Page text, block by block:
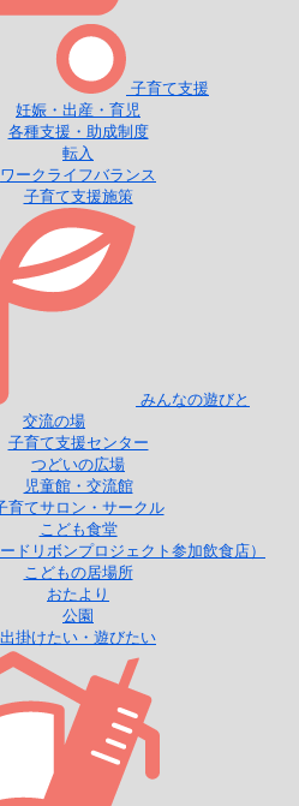
子育て支援
妊娠・出産・育児
各種支援・助成制度
転入
ワークライフバランス
子育て支援施策
みんなの遊びと
交流の場
子育て支援センター
つどいの広場
児童館・交流館
育てサロン・サークル
こども食堂
ドリボンプロジェクト参加飲食店）
こどもの居場所
おたより
公園
出掛けたい・遊びたい